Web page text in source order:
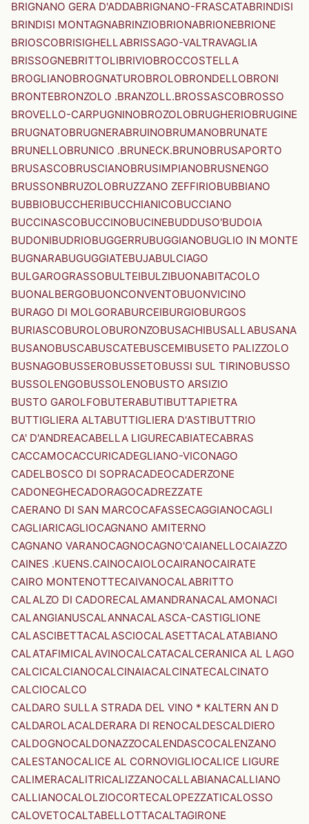
BRIGNANO GERA D'ADDABRIGNANO-FRASCATABRINDISI
BRINDISI MONTAGNABRINZIOBRIONABRIONEBRIONE
BRIOSCOBRISIGHELLABRISSAGO-VALTRAVAGLIA
BRISSOGNEBRITTOLIBRIVIOBROCCOSTELLA
BROGLIANOBROGNATUROBROLOBRONDELLOBRONI
BRONTEBRONZOLO .BRANZOLL.BROSSASCOBROSSO
BROVELLO-CARPUGNINOBROZOLOBRUGHERIOBRUGINE
BRUGNATOBRUGNERABRUINOBRUMANOBRUNATE
BRUNELLOBRUNICO .BRUNECK.BRUNOBRUSAPORTO
BRUSASCOBRUSCIANOBRUSIMPIANOBRUSNENGO
BRUSSONBRUZOLOBRUZZANO ZEFFIRIOBUBBIANO
BUBBIOBUCCHERIBUCCHIANICOBUCCIANO
BUCCINASCOBUCCINOBUCINEBUDDUSO'BUDOIA
BUDONIBUDRIOBUGGERRUBUGGIANOBUGLIO IN MONTE
BUGNARABUGUGGIATEBUJABULCIAGO
BULGAROGRASSOBULTEIBULZIBUONABITACOLO
BUONALBERGOBUONCONVENTOBUONVICINO
BURAGO DI MOLGORABURCEIBURGIOBURGOS
BURIASCOBUROLOBURONZOBUSACHIBUSALLABUSANA
BUSANOBUSCABUSCATEBUSCEMIBUSETO PALIZZOLO
BUSNAGOBUSSEROBUSSETOBUSSI SUL TIRINOBUSSO
BUSSOLENGOBUSSOLENOBUSTO ARSIZIO
BUSTO GAROLFOBUTERABUTIBUTTAPIETRA
BUTTIGLIERA ALTABUTTIGLIERA D'ASTIBUTTRIO
CA' D'ANDREACABELLA LIGURECABIATECABRAS
CACCAMOCACCURICADEGLIANO-VICONAGO
CADELBOSCO DI SOPRACADEOCADERZONE
CADONEGHECADORAGOCADREZZATE
CAERANO DI SAN MARCOCAFASSECAGGIANOCAGLI
CAGLIARICAGLIOCAGNANO AMITERNO
CAGNANO VARANOCAGNOCAGNO'CAIANELLOCAIAZZO
CAINES .KUENS.CAINOCAIOLOCAIRANOCAIRATE
CAIRO MONTENOTTECAIVANOCALABRITTO
CALALZO DI CADORECALAMANDRANACALAMONACI
CALANGIANUSCALANNACALASCA-CASTIGLIONE
CALASCIBETTACALASCIOCALASETTACALATABIANO
CALATAFIMICALAVINOCALCATACALCERANICA AL LAGO
CALCICALCIANOCALCINAIACALCINATECALCINATO
CALCIOCALCO
CALDARO SULLA STRADA DEL VINO * KALTERN AN D
CALDAROLACALDERARA DI RENOCALDESCALDIERO
CALDOGNOCALDONAZZOCALENDASCOCALENZANO
CALESTANOCALICE AL CORNOVIGLIOCALICE LIGURE
CALIMERACALITRICALIZZANOCALLABIANACALLIANO
CALLIANOCALOLZIOCORTECALOPEZZATICALOSSO
CALOVETOCALTABELLOTTACALTAGIRONE